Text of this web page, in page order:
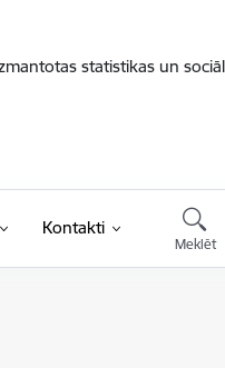
statistikas un
Kontakti
Meklēt